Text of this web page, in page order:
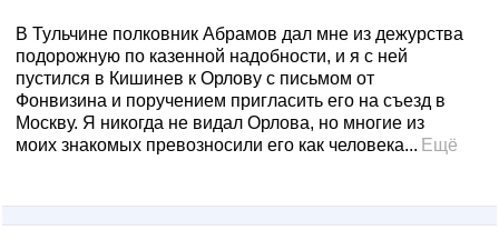
В Тульчине полковник Абрамов дал мне из дежурства
подорожную по казенной надобности, и я с ней
пустился в Кишинев к Орлову с письмом от
Фонвизина и поручением пригласить его на съезд в
Москву. Я никогда не видал Орлова, но многие из
моих знакомых превозносили его как человека... Ещё